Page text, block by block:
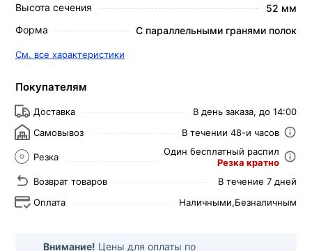
Высота сечения
52 мм
Форма
С параллельными гранями полок
См. все характеристики
Покупателям
Доставка
В день заказа, до 14:00
Самовывоз
В течении 48-и часов
Резка
Один бесплатный распил
Резка кратно
Возврат товаров
В течение 7 дней
Оплата
Наличными,Безналичным
Внимание! Цены для оплаты по